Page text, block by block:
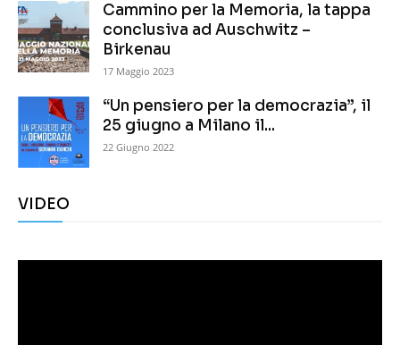
Cammino per la Memoria, la tappa
conclusiva ad Auschwitz –
Birkenau
17 Maggio 2023
“Un pensiero per la democrazia”, il
25 giugno a Milano il...
22 Giugno 2022
VIDEO